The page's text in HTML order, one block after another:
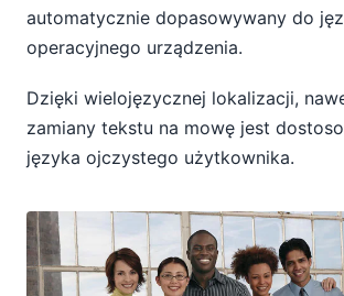
automatycznie dopasowywany do
operacyjnego urządzenia.
Dzięki wielojęzycznej lokalizacji,
zamiany tekstu na mowę jest
języka ojczystego użytkownika.